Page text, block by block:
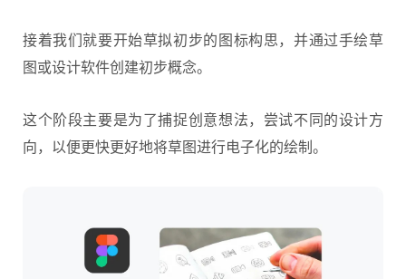
接着我们就要开始草拟初步的图标构思，并通过手绘草
图或设计软件创建初步概念。
这个阶段主要是为了捕捉创意想法，尝试不同的设计方
向，以便更快更好地将草图进行电子化的绘制。